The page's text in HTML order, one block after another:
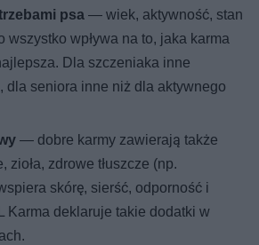
psa — wiek, aktywność, stan
wszystko wpływa na to, jaka karma
Dla szczeniaka inne
dla seniora inne niż dla aktywnego
— dobre karmy zawierają także
zioła, zdrowe tłuszcze (np.
skórę, sierść, odporność i
Karma deklaruje takie dodatki w